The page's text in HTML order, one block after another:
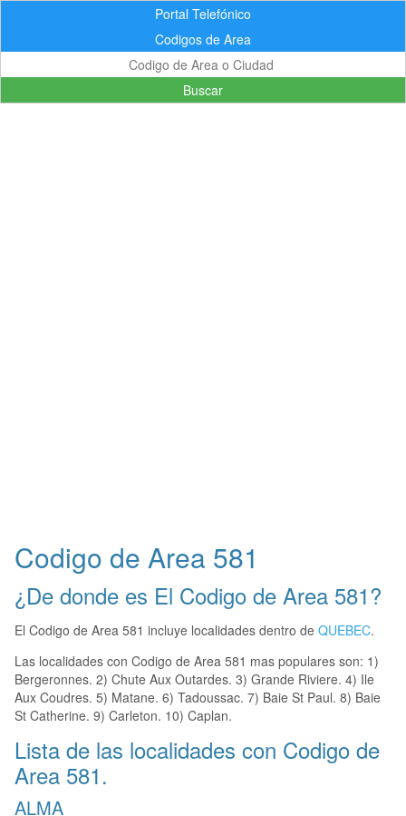
Portal Telefónico
Codigos de Area
Buscar
Codigo de Area 581
¿De donde es El Codigo de Area 581?
El Codigo de Area 581 incluye localidades dentro de QUEBEC.
Las localidades con Codigo de Area 581 mas populares son: 1)
Bergeronnes. 2) Chute Aux Outardes. 3) Grande Riviere. 4) Ile
Aux Coudres. 5) Matane. 6) Tadoussac. 7) Baie St Paul. 8) Baie
St Catherine. 9) Carleton. 10) Caplan.
Lista de las localidades con Codigo de
Area 581.
ALMA